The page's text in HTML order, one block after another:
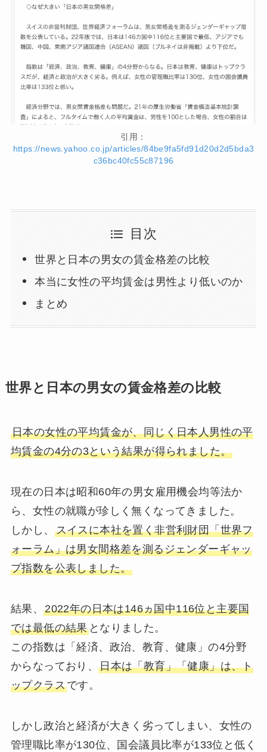
引用：
https://news.yahoo.co.jp/articles/84be9fa5fd91d20d2d5bda3
c36bc40fc55c87196
目次
世界と日本の男女の賃金格差の比較
本当に女性の平均賃金は男性より低いのか
まとめ
世界と日本の男女の賃金格差の比較
日本の女性の平均賃金が、同じく日本人男性の平
均賃金の4分の3という結果が得られました。
現在の日本は昭和60年の男女雇用機会均等法か
ら、女性の就職が珍しく無くなってきました。
しかし、 スイスに本社を置く非営利財団「世界フ
ォーラム」は男女間格差を測るジェンダーギャッ
プ指数を公表しました。
結果、2022年の日本は146ヵ国中116位と主要国
では最低の結果となりました。
この指数は「経済、政治、教育、健康」の4分野
からなっており、日本は「教育」「健康」は、ト
ップクラスです。
しかし政治と経済が大きく劣ってしまい、女性の
管理職比率が130位、国会議員比率が133位と低く